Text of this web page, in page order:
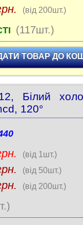
(від 200шт.)
(117шт.)
ТОВАР ДО
Білий
120°
(від 1шт.)
(від 50шт.)
(від 200шт.)